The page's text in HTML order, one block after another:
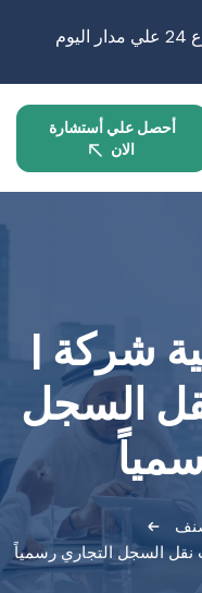
أحصل علي أستشارة
الان
شركة |
السجل
نقل السجل التجاري رسمياً